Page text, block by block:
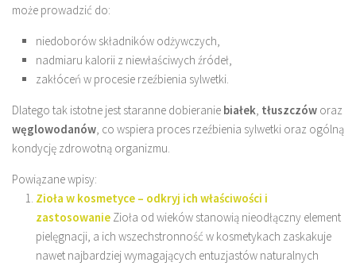
może prowadzić do:
niedoborów składników odżywczych,
nadmiaru kalorii z niewłaściwych źródeł,
zakłóceń w procesie rzeźbienia sylwetki.
Dlatego tak istotne jest staranne dobieranie białek, tłuszczów oraz
węglowodanów, co wspiera proces rzeźbienia sylwetki oraz ogólną
kondycję zdrowotną organizmu.
Powiązane wpisy:
Zioła w kosmetyce – odkryj ich właściwości i
zastosowanie Zioła od wieków stanowią nieodłączny element
pielęgnacji, a ich wszechstronność w kosmetykach zaskakuje
nawet najbardziej wymagających entuzjastów naturalnych